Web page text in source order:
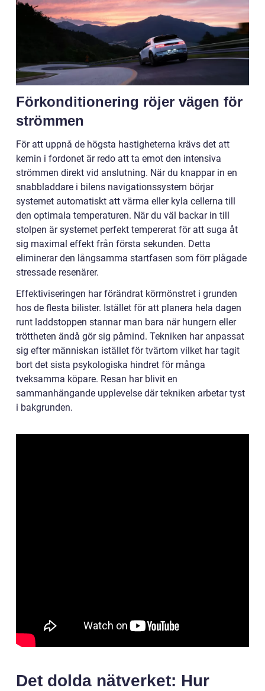
Förkonditionering röjer vägen för
strömmen
För att uppnå de högsta hastigheterna krävs det att
kemin i fordonet är redo att ta emot den intensiva
strömmen direkt vid anslutning. När du knappar in en
snabbladdare i bilens navigationssystem börjar
systemet automatiskt att värma eller kyla cellerna till
den optimala temperaturen. När du väl backar in till
stolpen är systemet perfekt tempererat för att suga åt
sig maximal effekt från första sekunden. Detta
eliminerar den långsamma startfasen som förr plågade
stressade resenärer.
Effektiviseringen har förändrat körmönstret i grunden
hos de flesta bilister. Istället för att planera hela dagen
runt laddstoppen stannar man bara när hungern eller
tröttheten ändå gör sig påmind. Tekniken har anpassat
sig efter människan istället för tvärtom vilket har tagit
bort det sista psykologiska hindret för många
tveksamma köpare. Resan har blivit en
sammanhängande upplevelse där tekniken arbetar tyst
i bakgrunden.
Det dolda nätverket: Hur